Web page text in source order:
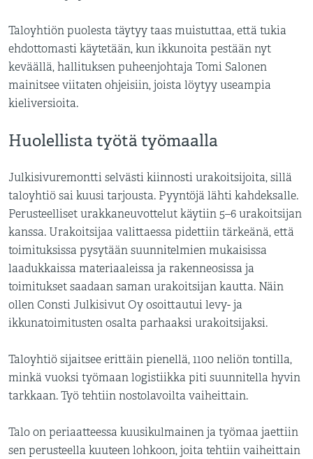
Taloyhtiön puolesta täytyy taas muistuttaa, että tukia
ehdottomasti käytetään, kun ikkunoita pestään nyt
keväällä, hallituksen puheenjohtaja Tomi Salonen
mainitsee viitaten ohjeisiin, joista löytyy useampia
kieliversioita.
Huolellista työtä työmaalla
Julkisivuremontti selvästi kiinnosti urakoitsijoita, sillä
taloyhtiö sai kuusi tarjousta. Pyyntöjä lähti kahdeksalle.
Perusteelliset urakkaneuvottelut käytiin 5–6 urakoitsijan
kanssa. Urakoitsijaa valittaessa pidettiin tärkeänä, että
toimituksissa pysytään suunnitelmien mukaisissa
laadukkaissa materiaaleissa ja rakenneosissa ja
toimitukset saadaan saman urakoitsijan kautta. Näin
ollen Consti Julkisivut Oy osoittautui levy- ja
ikkunatoimitusten osalta parhaaksi urakoitsijaksi.
Taloyhtiö sijaitsee erittäin pienellä, 1100 neliön tontilla,
minkä vuoksi työmaan logistiikka piti suunnitella hyvin
tarkkaan. Työ tehtiin nostolavoilta vaiheittain.
Talo on periaatteessa kuusikulmainen ja työmaa jaettiin
sen perusteella kuuteen lohkoon, joita tehtiin vaiheittain